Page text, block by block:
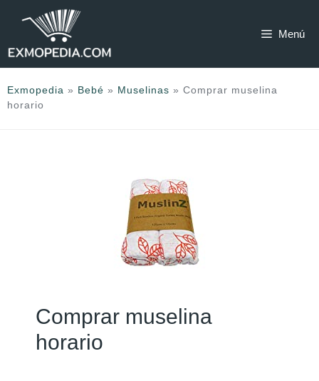
Menú
Exmopedia » Bebé » Muselinas » Comprar muselina
horario
Comprar muselina
horario